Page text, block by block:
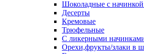
Шоколадные с начинкой
Десерты
Кремовые
Трюфельные
С ликерными
Орехи,фрукты/злаки в